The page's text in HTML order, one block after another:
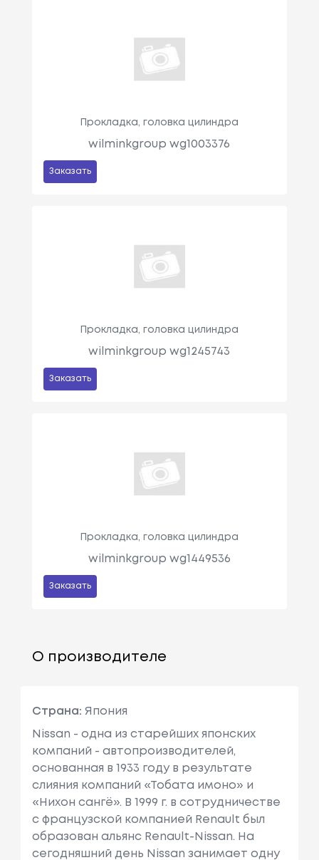
Прокладка, головка цилиндра
wilminkgroup wg1003376
Заказать
Прокладка, головка цилиндра
wilminkgroup wg1245743
Заказать
Прокладка, головка цилиндра
wilminkgroup wg1449536
Заказать
О производителе
Страна: Япония
Nissan - одна из старейших японских
компаний - автопроизводителей,
основанная в 1933 году в результате
слияния компаний «Тобата имоно» и
«Нихон сангё». В 1999 г. в сотрудничестве
с французcкой компанией Renault был
образован альянс Renault-Nissan. На
сегодняшний день Nissan занимает одну